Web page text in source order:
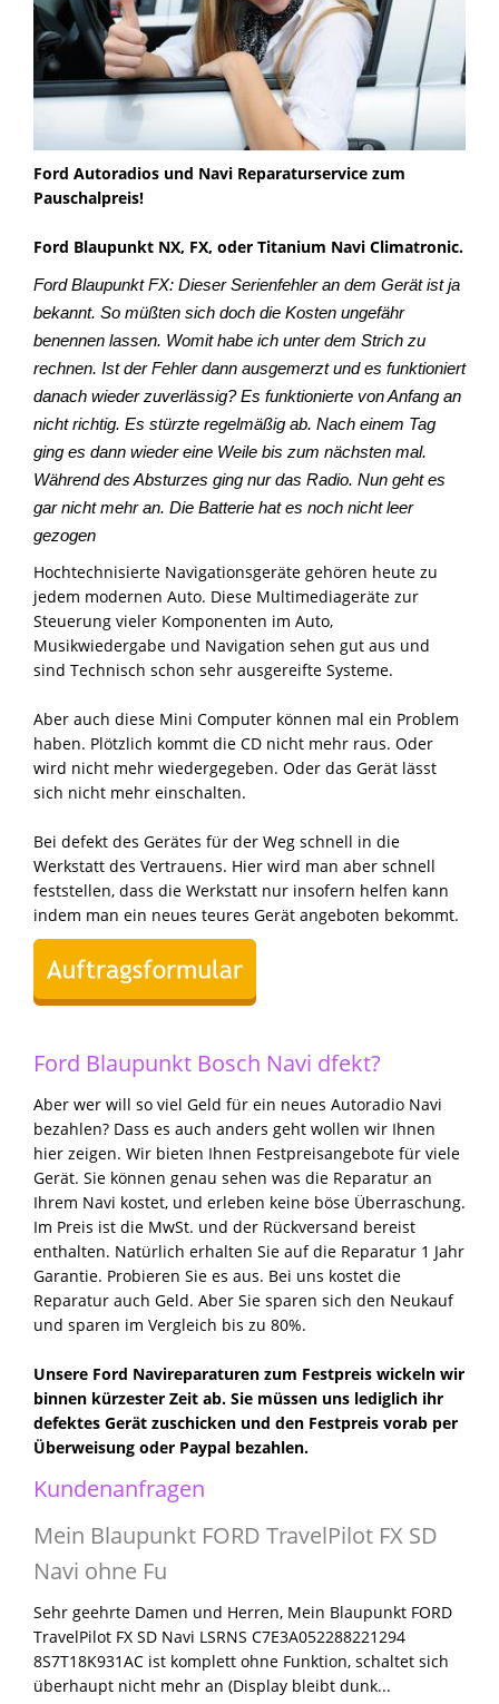
Ford Autoradios und Navi Reparaturservice zum
Pauschalpreis!
Ford Blaupunkt NX, FX, oder Titanium Navi Climatronic.
Ford Blaupunkt FX: Dieser Serienfehler an dem Gerät ist ja
bekannt. So müßten sich doch die Kosten ungefähr
benennen lassen. Womit habe ich unter dem Strich zu
rechnen. Ist der Fehler dann ausgemerzt und es funktioniert
danach wieder zuverlässig? Es funktionierte von Anfang an
nicht richtig. Es stürzte regelmäßig ab. Nach einem Tag
ging es dann wieder eine Weile bis zum nächsten mal.
Während des Absturzes ging nur das Radio. Nun geht es
gar nicht mehr an. Die Batterie hat es noch nicht leer
gezogen
Hochtechnisierte Navigationsgeräte gehören heute zu
jedem modernen Auto. Diese Multimediageräte zur
Steuerung vieler Komponenten im Auto,
Musikwiedergabe und Navigation sehen gut aus und
sind Technisch schon sehr ausgereifte Systeme.
Aber auch diese Mini Computer können mal ein Problem
haben. Plötzlich kommt die CD nicht mehr raus. Oder
wird nicht mehr wiedergegeben. Oder das Gerät lässt
sich nicht mehr einschalten.
Bei defekt des Gerätes für der Weg schnell in die
Werkstatt des Vertrauens. Hier wird man aber schnell
feststellen, dass die Werkstatt nur insofern helfen kann
indem man ein neues teures Gerät angeboten bekommt.
Ford Blaupunkt Bosch Navi dfekt?
Aber wer will so viel Geld für ein neues Autoradio Navi
bezahlen? Dass es auch anders geht wollen wir Ihnen
hier zeigen. Wir bieten Ihnen Festpreisangebote für viele
Gerät. Sie können genau sehen was die Reparatur an
Ihrem Navi kostet, und erleben keine böse Überraschung.
Im Preis ist die MwSt. und der Rückversand bereist
enthalten. Natürlich erhalten Sie auf die Reparatur 1 Jahr
Garantie. Probieren Sie es aus. Bei uns kostet die
Reparatur auch Geld. Aber Sie sparen sich den Neukauf
und sparen im Vergleich bis zu 80%.
Unsere Ford Navireparaturen zum Festpreis wickeln wir
binnen kürzester Zeit ab. Sie müssen uns lediglich ihr
defektes Gerät zuschicken und den Festpreis vorab per
Überweisung oder Paypal bezahlen.
Kundenanfragen
Mein Blaupunkt FORD TravelPilot FX SD
Navi ohne Fu
Sehr geehrte Damen und Herren, Mein Blaupunkt FORD
TravelPilot FX SD Navi LSRNS C7E3A052288221294
8S7T18K931AC ist komplett ohne Funktion, schaltet sich
überhaupt nicht mehr an (Display bleibt dunk...